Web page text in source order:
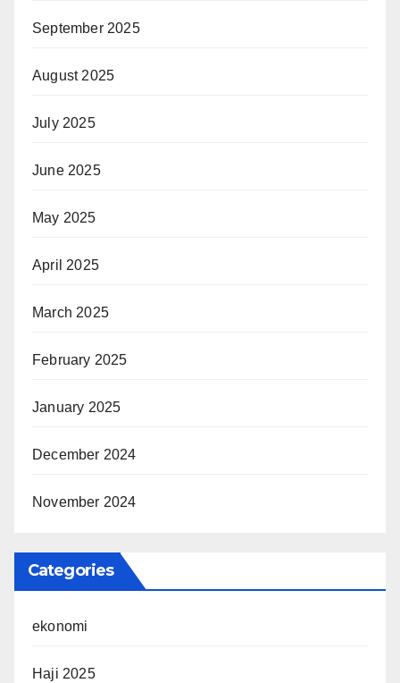
September 2025
August 2025
July 2025
June 2025
May 2025
April 2025
March 2025
February 2025
January 2025
December 2024
November 2024
Categories
ekonomi
Haji 2025